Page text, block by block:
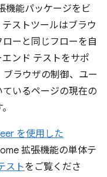
機能パッケージをビ
ストツールはブラウ
ーと同じフローを自
ンド テストをサポ
ラウザの制御、ユー
いるページの現在の
を使用した
拡張機能の単体テ
ストをご覧くださ